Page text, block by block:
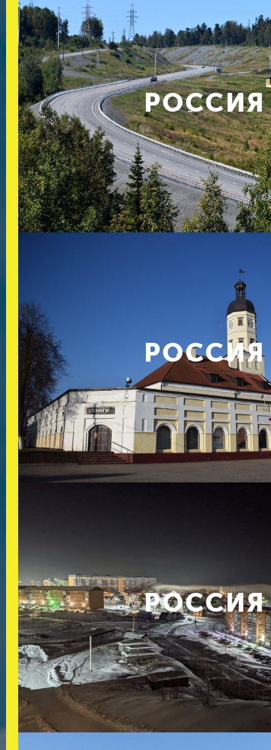
РОССИЯ
РОССИЯ
РОССИЯ